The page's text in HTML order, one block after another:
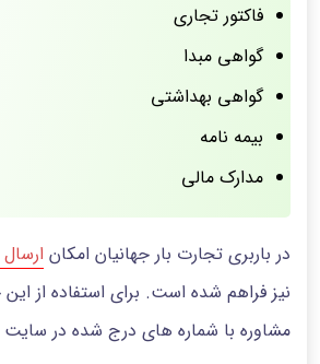
فاکتور تجاری
گواهی مبدا
گواهی بهداشتی
بیمه نامه
مدارک مالی
در باربری تجارت بار جهانیان امکان
نیز فراهم شده است. برای استفاده از
مشاوره با شماره های درج شده در